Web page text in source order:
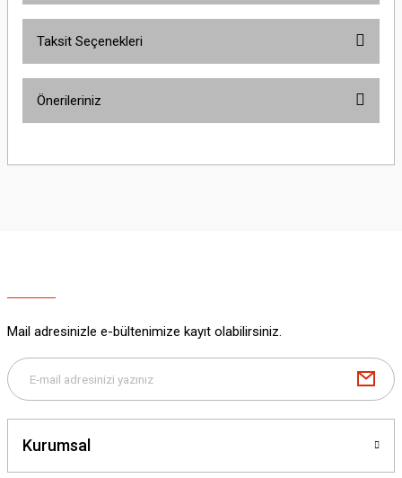
Taksit Seçenekleri
Önerileriniz
Bu ürüne benzer farklı alternatifler olmalı.
Mail adresinizle e-bültenimize kayıt olabilirsiniz.
Kurumsal